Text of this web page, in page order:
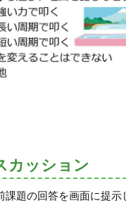
カッション
課題の回答を画面に提